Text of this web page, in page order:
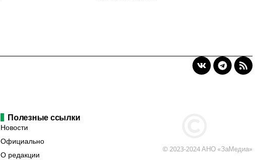
Полезные ссылки
Новости
Официально
О редакции
© 2023-2024 АНО «ЗаМедиа»